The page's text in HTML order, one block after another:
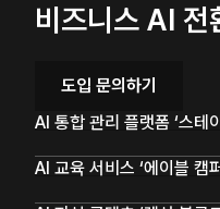
비즈니스 AI 전
도입 문의하기
AI 통합 관리 플랫폼 ‘스테
AI 교육 서비스 ‘에이블 캠